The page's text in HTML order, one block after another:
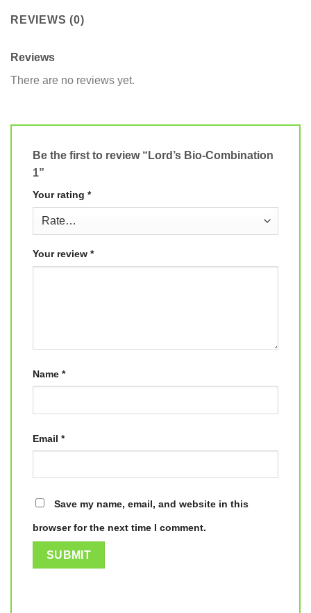
REVIEWS (0)
Reviews
There are no reviews yet.
Be the first to review “Lord’s Bio-Combination
1”
Your rating *
Your review *
Name *
Email *
Save my name, email, and website in this
browser for the next time I comment.